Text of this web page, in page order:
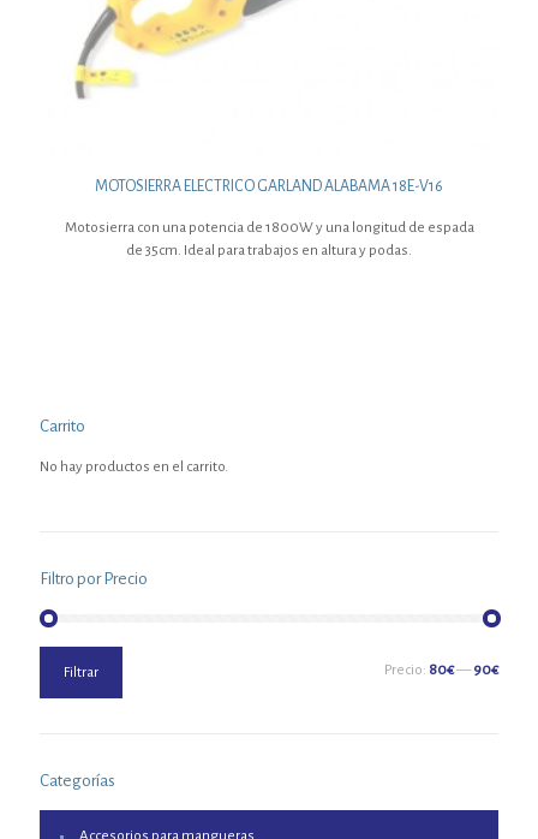
MOTOSIERRA ELECTRICO GARLAND ALABAMA 18E-V16
Motosierra con una potencia de 1800W y una longitud de espada
de 35cm. Ideal para trabajos en altura y podas.
Carrito
No hay productos en el carrito.
Filtro por Precio
mínimo
máximo
Filtrar Precio: 80€— 90€
Categorías
Accesorios para mangueras